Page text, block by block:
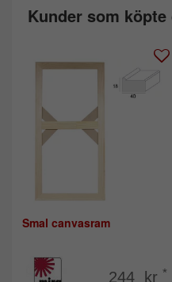
Kunder som
Smal canvasram
244 kr *